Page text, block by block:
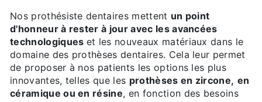
Nos prothésiste dentaires mettent un point
d'honneur à rester à jour avec les avancées
technologiques et les nouveaux matériaux dans le
domaine des prothèses dentaires. Cela leur permet
de proposer à nos patients les options les plus
innovantes, telles que les prothèses en zircone, en
céramique ou en résine, en fonction des besoins